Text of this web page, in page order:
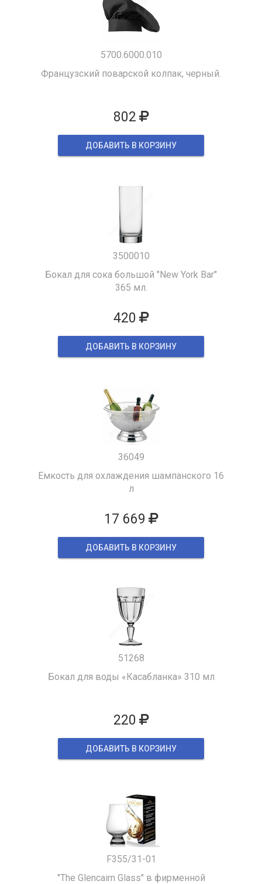
5700.6000.010
Французский поварской колпак, черный.
802
ДОБАВИТЬ В КОРЗИНУ
3500010
Бокал для сока большой "New York Bar"
365 мл.
420
ДОБАВИТЬ В КОРЗИНУ
36049
Емкость для охлаждения шампанского 16
л
17 669
ДОБАВИТЬ В КОРЗИНУ
51268
Бокал для воды «Касабланка» 310 мл
220
ДОБАВИТЬ В КОРЗИНУ
F355/31-01
"The Glencairn Glass" в фирменной